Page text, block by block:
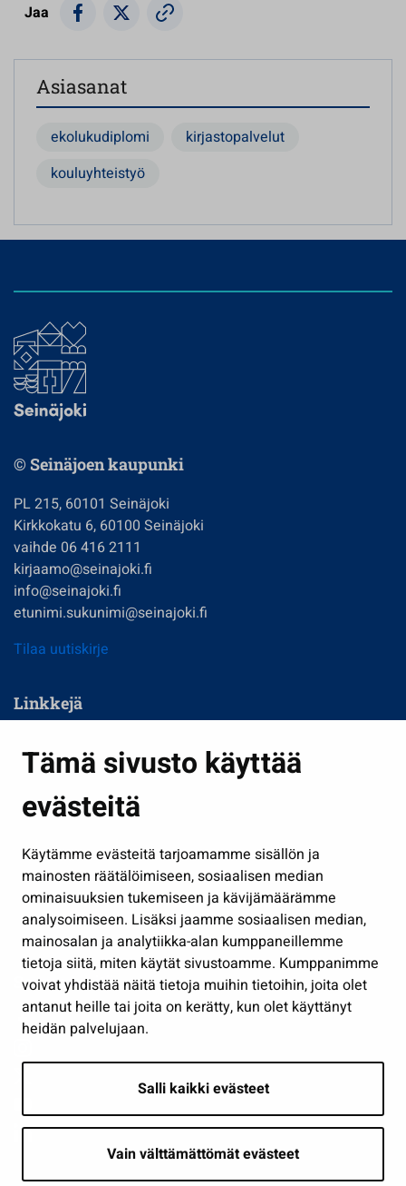
Tämä sivusto käyttää
evästeitä
Käytämme evästeitä tarjoamamme sisällön ja
mainosten räätälöimiseen, sosiaalisen median
ominaisuuksien tukemiseen ja kävijämäärämme
analysoimiseen. Lisäksi jaamme sosiaalisen median,
mainosalan ja analytiikka-alan kumppaneillemme
tietoja siitä, miten käytät sivustoamme. Kumppanimme
voivat yhdistää näitä tietoja muihin tietoihin, joita olet
antanut heille tai joita on kerätty, kun olet käyttänyt
heidän palvelujaan.
Salli kaikki evästeet
Vain välttämättömät evästeet
Jaa
Asiasanat
ekolukudiplomi
kirjastopalvelut
kouluyhteistyö
© Seinäjoen kaupunki
PL 215, 60101 Seinäjoki
Kirkkokatu 6, 60100 Seinäjoki
vaihde 06 416 2111
kirjaamo@seinajoki.fi
info@seinajoki.fi
etunimi.sukunimi@seinajoki.fi
Tilaa uutiskirje
Linkkejä
Kasvatus ja opetus
Kulttuuri ja liikunta
Työ ja yrittäminen
Osallistu ja asioi
Näytä omat evästeasetukseni
Seuraa meitä